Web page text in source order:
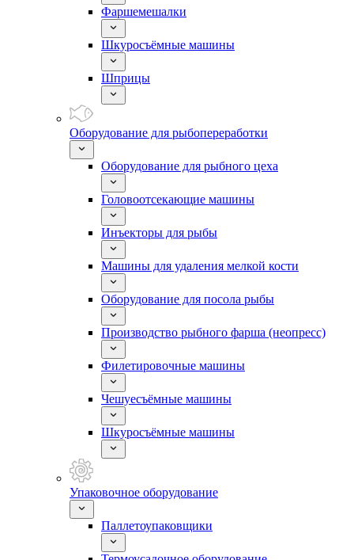
Фаршемешалки
Шкуросъёмные машины
Шприцы
Оборудование для рыбопереработки
Оборудование для рыбного цеха
Головоотсекающие машины
Инъекторы для рыбы
Машины для удаления мелкой кости
Оборудование для посола рыбы
Производство рыбного фарша (неопресс)
Филетировочные машины
Чешуесъёмные машины
Шкуросъёмные машины
Упаковочное оборудование
Паллетоупаковщики